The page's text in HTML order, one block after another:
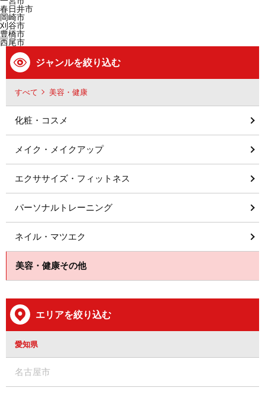
春日井市
岡崎市
刈谷市
豊橋市
西尾市
ジャンルを絞り込む
すべて 美容・健康
化粧・コスメ
メイク・メイクアップ
エクササイズ・フィットネス
パーソナルトレーニング
ネイル・マツエク
美容・健康その他
エリアを絞り込む
愛知県
名古屋市